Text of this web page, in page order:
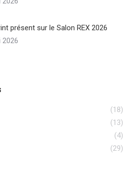
présent sur le Salon REX 2026
2026
(18)
(13)
(4)
(29)